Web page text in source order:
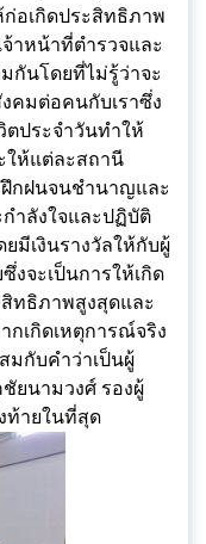
อเกิดประสิทธิภาพ
าหน้าที่ตำรวจและ
กันโดยที่ไม่รู้ว่าจะ
คมต่อคนกับเราซึ่ง
ตประจำวันทำให้
ให้แต่ละสถานี
ฝึกฝนจนชำนาญและ
ำลังใจและปฏิบัติ
มีเงินรางวัลให้กับผู้
งจะเป็นการให้เกิด
ทธิภาพสูงสุดและ
เกิดเหตุการณ์จริง
มกับคำว่าเป็นผู้
ยนามวงศ์ รองผู้
ท้ายในที่สุด